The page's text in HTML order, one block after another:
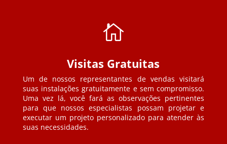

Visitas Gratuitas
Um de nossos representantes de vendas visitará
suas instalações gratuitamente e sem compromisso.
Uma vez lá, você fará as observações pertinentes
para que nossos especialistas possam projetar e
executar um projeto personalizado para atender às
suas necessidades.